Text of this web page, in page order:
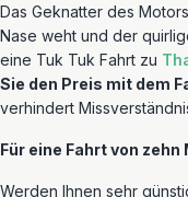
Das Geknatter des
Nase weht und der
eine Tuk Tuk Fahrt zu
Sie den Preis mit dem
verhindert
Für eine Fahrt von
Werden Ihnen sehr